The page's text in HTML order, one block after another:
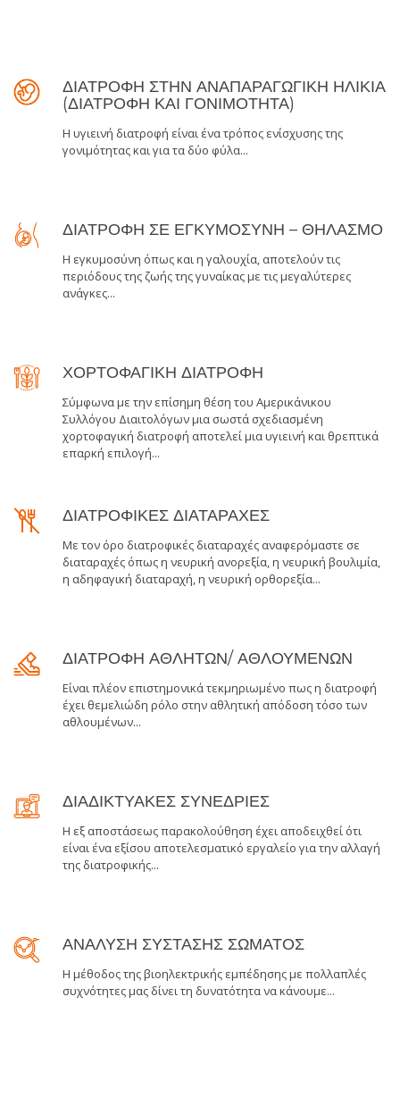
ΔΙΑΤΡΟΦΗ ΣΤΗΝ ΑΝΑΠΑΡΑΓΩΓΙΚΗ ΗΛΙΚΙΑ
(ΔΙΑΤΡΟΦΗ ΚΑΙ ΓΟΝΙΜΟΤΗΤΑ)
H υγιεινή διατροφή είναι ένα τρόπος ενίσχυσης της
γονιμότητας και για τα δύο φύλα...
ΔΙΑΤΡΟΦΗ ΣΕ ΕΓΚΥΜΟΣΥΝΗ – ΘΗΛΑΣΜΟ
Η εγκυμοσύνη όπως και η γαλουχία, αποτελούν τις
περιόδους της ζωής της γυναίκας με τις μεγαλύτερες
ανάγκες...
ΧΟΡΤΟΦΑΓΙΚΗ ΔΙΑΤΡΟΦΗ
Σύμφωνα με την επίσημη θέση του Αμερικάνικου
Συλλόγου Διαιτολόγων μια σωστά σχεδιασμένη
χορτοφαγική διατροφή αποτελεί μια υγιεινή και θρεπτικά
επαρκή επιλογή...
ΔΙΑΤΡΟΦΙΚΕΣ ΔΙΑΤΑΡΑΧΕΣ
Με τον όρο διατροφικές διαταραχές αναφερόμαστε σε
διαταραχές όπως η νευρική ανορεξία, η νευρική βουλιμία,
η αδηφαγική διαταραχή, η νευρική ορθορεξία...
ΔΙΑΤΡΟΦΗ ΑΘΛΗΤΩΝ/ ΑΘΛΟΥΜΕΝΩΝ
Είναι πλέον επιστημονικά τεκμηριωμένο πως η διατροφή
έχει θεμελιώδη ρόλο στην αθλητική απόδοση τόσο των
αθλουμένων...
ΔΙΑΔΙΚΤΥΑΚΕΣ ΣΥΝΕΔΡΙΕΣ
Η εξ αποστάσεως παρακολούθηση έχει αποδειχθεί ότι
είναι ένα εξίσου αποτελεσματικό εργαλείο για την αλλαγή
της διατροφικής...
ΑΝΑΛΥΣΗ ΣΥΣΤΑΣΗΣ ΣΩΜΑΤΟΣ
Η μέθοδος της βιοηλεκτρικής εμπέδησης με πολλαπλές
συχνότητες μας δίνει τη δυνατότητα να κάνουμε...